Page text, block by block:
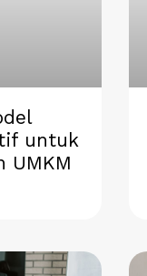
untuk
UMKM